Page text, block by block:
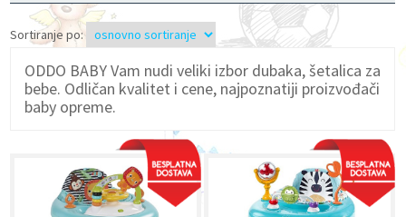
Sortiranje po:
ODDO BABY Vam nudi veliki izbor dubaka, šetalica za
bebe. Odličan kvalitet i cene, najpoznatiji proizvođači
baby opreme.